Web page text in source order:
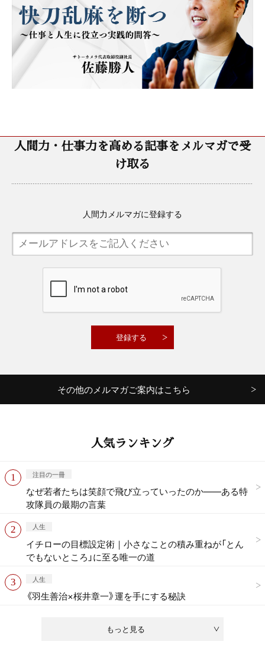
人間力・仕事力を高める記事をメルマガで受
け取る
人間力メルマガに登録する
その他のメルマガご案内はこちら
人気ランキング
もっと見る
注目の一冊
なぜ若者たちは笑顔で飛び立っていったのか——ある特
攻隊員の最期の言葉
人生
イチローの目標設定術｜小さなことの積み重ねが「とん
でもないところ」に至る唯一の道
人生
《羽生善治×桜井章一》運を手にする秘訣